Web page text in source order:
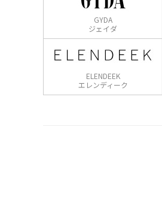
GYDA
ジェイダ
ELENDEEK
エレンディーク